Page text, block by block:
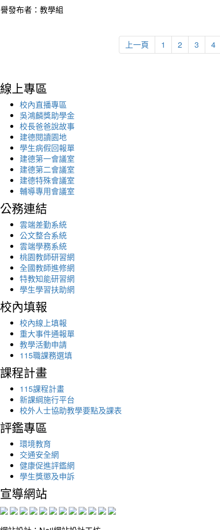
發布者：教學組
上一頁 1 2 3 4
線上專區
校內直播專區
吳鴻麟獎助學金
校長爸爸說故事
建德閱讀園地
學生病假回報單
建德第一會議室
建德第二會議室
建德特殊會議室
輔導專用會議室
公務連結
雲端差勤系統
公文整合系統
雲端學務系統
桃園教師研習網
全國教師進修網
特教知能研習網
學生學習扶助網
校內填報
校內線上填報
重大事件通報單
教學活動申請
115職課務選填
課程計畫
115課程計畫
新課綱施行平台
校外人士協助教學要點及課表
評鑑專區
環境教育
交通安全網
健康促進評鑑網
學生獎懲及申訴
宣導網站